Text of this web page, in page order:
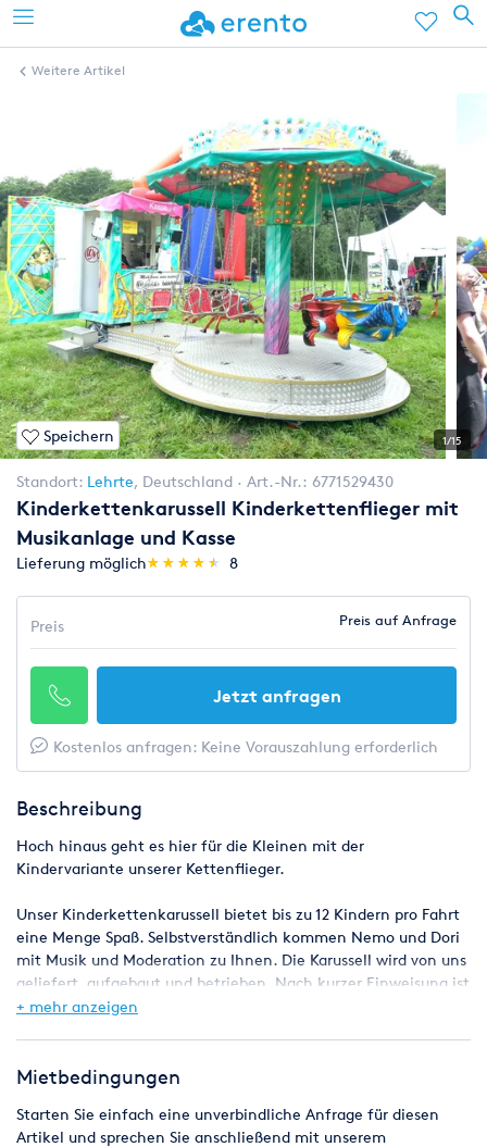
Weitere Artikel
Speichern 1/15
Standort: Lehrte, Deutschland Art.-Nr.: 6771529430
Kinderkettenkarussell Kinderkettenflieger mit
Musikanlage und Kasse
Lieferung möglich(*)
★
★
(*)★
★
(*) ★
★
(*) ★
★
(*) ★
★ 8
Preis Preis auf Anfrage
Jetzt anfragen
Kostenlos anfragen: Keine Vorauszahlung erforderlich
Beschreibung
Hoch hinaus geht es hier für die Kleinen mit der
Kindervariante unserer Kettenflieger.
Unser Kinderkettenkarussell bietet bis zu 12 Kindern pro Fahrt
eine Menge Spaß. Selbstverständlich kommen Nemo und Dori
mit Musik und Moderation zu Ihnen. Die Karussell wird von uns
geliefert, aufgebaut und betrieben. Nach kurzer Einweisung ist
es auch möglich, dass Sie das Karussell selbst bedienen.
Erento.
Bei uns bekommen sie auch:
+ mehr anzeigen
Mietbedingungen
Starten Sie einfach eine unverbindliche Anfrage für diesen
Artikel und sprechen Sie anschließend mit unserem